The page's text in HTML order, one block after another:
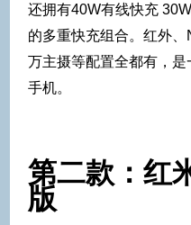
还拥有40W有线快充
的多重快充组合。红外
万主摄等配置全都有，
手机。
第二款：红
版